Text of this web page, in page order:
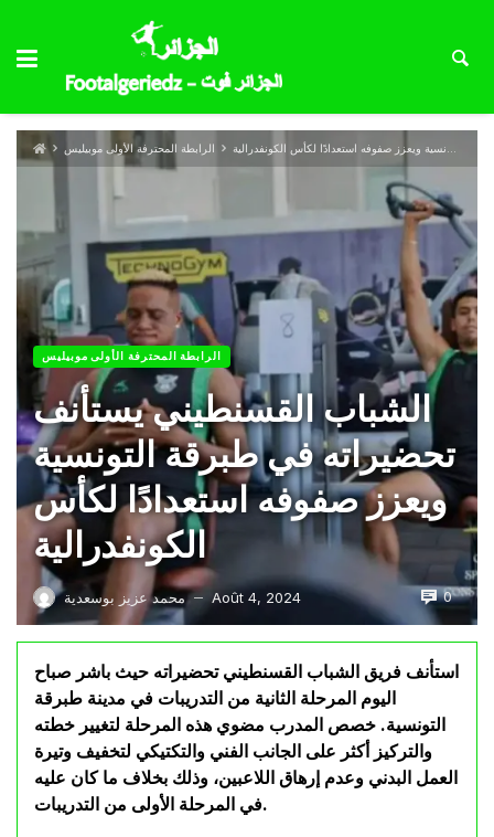
الرابطة المحترفة الأولى موبيليس الشباب القسنطيني يستأنف تحضيراته في طبرقة التونسية ويعزز صفوفه استعدادًا لكأس الكونفدرالية
الرابطة المحترفة الأولى موبيليس
الشباب القسنطيني يستأنف
تحضيراته في طبرقة التونسية
ويعزز صفوفه استعدادًا لكأس
الكونفدرالية
محمد عزيز بوسعدية — Août 4, 2024 0
استأنف فريق الشباب القسنطيني تحضيراته حيث باشر صباح
اليوم المرحلة الثانية من التدريبات في مدينة طبرقة
التونسية. خصص المدرب مضوي هذه المرحلة لتغيير خطته
والتركيز أكثر على الجانب الفني والتكتيكي لتخفيف وتيرة
العمل البدني وعدم إرهاق اللاعبين، وذلك بخلاف ما كان عليه
في المرحلة الأولى من التدريبات.